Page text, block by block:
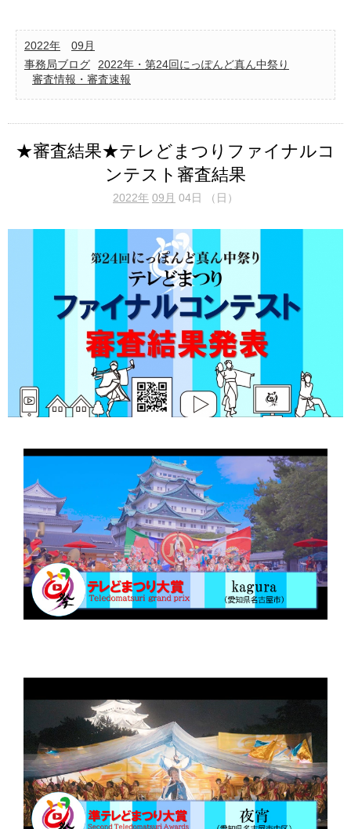
2022年
09月
事務局ブログ
2022年・第24回にっぽんど真ん中祭り
審査情報・審査速報
★審査結果★テレどまつりファイナルコ
ンテスト審査結果
2022年 09月 04日 （日）